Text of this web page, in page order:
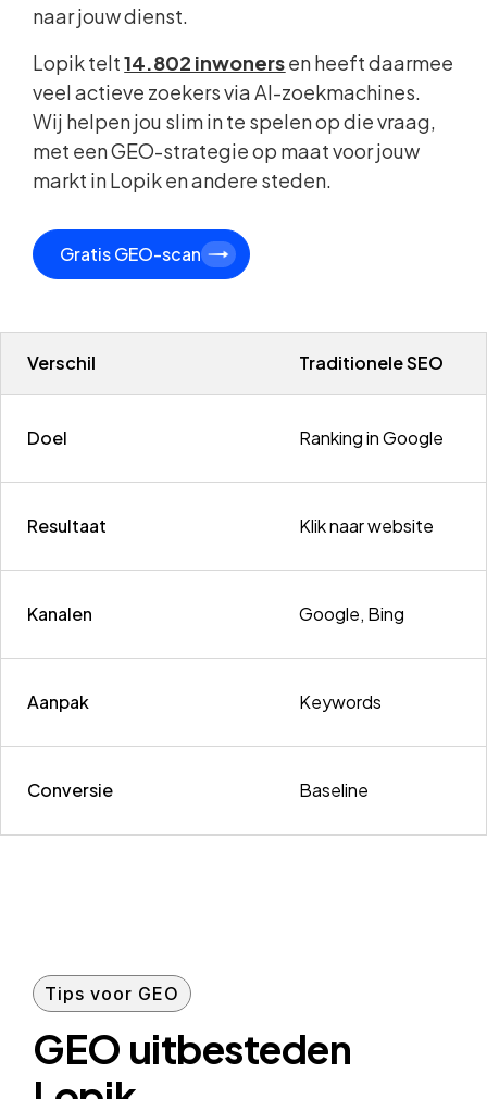
Verschil Traditionele SEO
Doel Ranking in Google
Resultaat Klik naar website
Kanalen Google, Bing
Aanpak Keywords
Conversie Baseline
naar jouw dienst.
Lopik telt14.802 inwonersen heeft daarmee
veel actieve zoekers via AI-zoekmachines.
Wij helpen jou slim in te spelen op die vraag,
met een GEO-strategie op maat voor jouw
markt in Lopik en andere steden.
Gratis GEO-scan
Tips voor GEO
GEO uitbesteden